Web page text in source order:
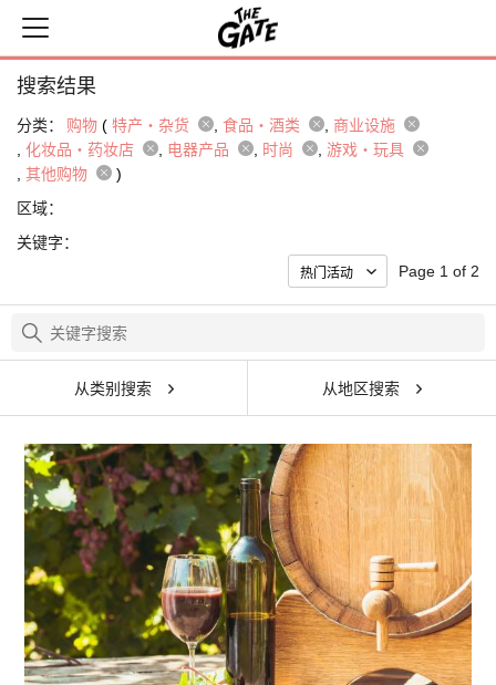
搜索结果
分类： 购物 ( 特产・杂货 食品・酒类
商业设施
化妆品・药妆店
电器产品 时尚
游戏・玩具
其他购物
)
区域：
关键字：
Page 1 of 2
从类别搜索 从地区搜索